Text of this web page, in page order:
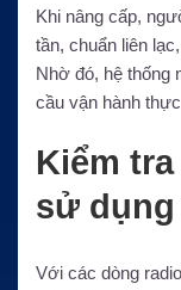
Khi nâng cấp,
tần, chuẩn liên
Nhờ đó, hệ thống
cầu vận hành
Kiểm
sử dụng
Với các dòng